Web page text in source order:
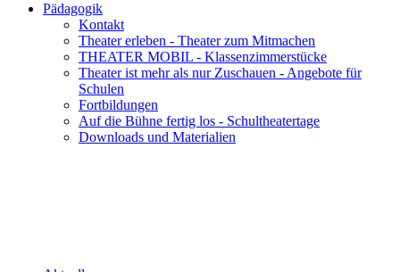
Pädagogik
Kontakt
Theater erleben - Theater zum Mitmachen
THEATER MOBIL - Klassenzimmerstücke
Theater ist mehr als nur Zuschauen - Angebote für
Schulen
Fortbildungen
Auf die Bühne fertig los - Schultheatertage
Downloads und Materialien